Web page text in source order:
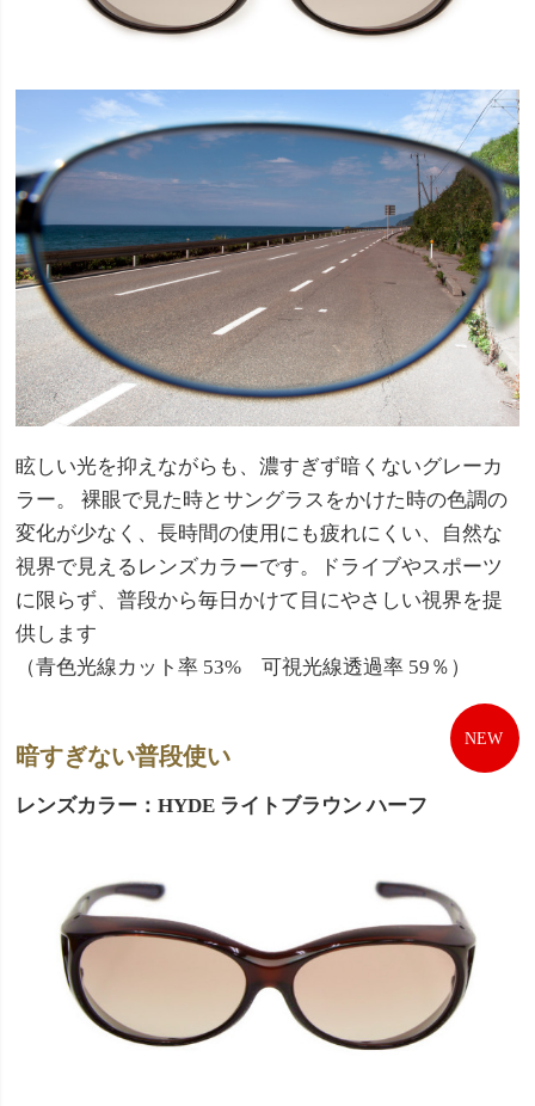
眩しい光を抑えながらも、濃すぎず暗くないグレーカ
ラー。 裸眼で見た時とサングラスをかけた時の色調の
変化が少なく、長時間の使用にも疲れにくい、自然な
視界で見えるレンズカラーです。ドライブやスポーツ
に限らず、普段から毎日かけて目にやさしい視界を提
供します
（青色光線カット率 53% 可視光線透過率 59％）
暗すぎない普段使い
レンズカラー：HYDE ライトブラウン ハーフ